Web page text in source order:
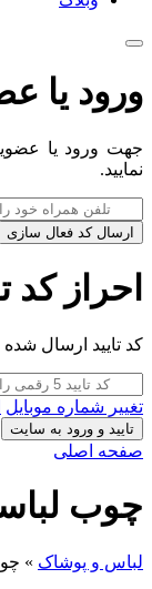
ورود یا
جهت ورود یا
نمایید.
ارسال کد فعال سازی
احراز کد
کد تایید ارسال شده
تغییر شماره موبایل
تایید و ورود به سایت
صفحه اصلی
چوب
لباس و پوشاک »